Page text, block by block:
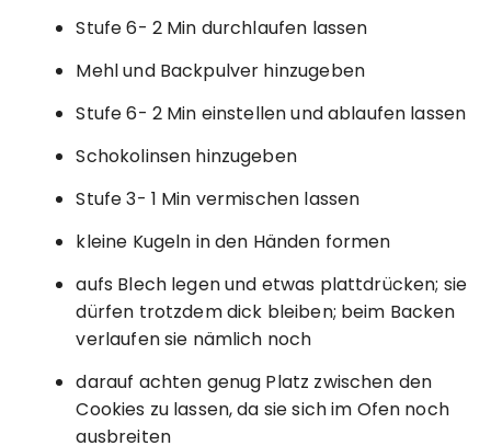
Stufe 6- 2 Min durchlaufen lassen
Mehl und Backpulver hinzugeben
Stufe 6- 2 Min einstellen und ablaufen lassen
Schokolinsen hinzugeben
Stufe 3- 1 Min vermischen lassen
kleine Kugeln in den Händen formen
aufs Blech legen und etwas plattdrücken; sie
dürfen trotzdem dick bleiben; beim Backen
verlaufen sie nämlich noch
darauf achten genug Platz zwischen den
Cookies zu lassen, da sie sich im Ofen noch
ausbreiten